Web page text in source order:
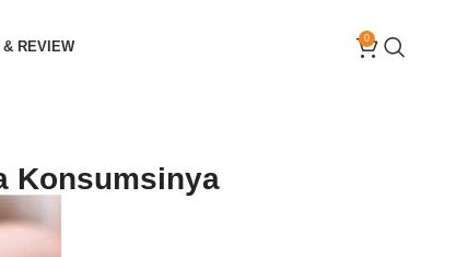
REVIEW 0
Konsumsinya